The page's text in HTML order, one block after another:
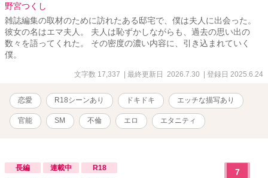
て、陽菜の運命は…！？ 【投稿経緯】 ・第17回 らぶドロップス恋
愛小説コンテスト様の予選通過作品→最終選考で落選。 自分が最初
に書いたTL作品なので、キャラクターへの愛着が特に強く、 勿体な
いのでR18シーンを中心に改稿しこちらで連載→完結済み
野宮つくし
雑誌編集の取材のために訪れたある邸宅で、僕は夫人に出会った。
彼女の名はエマ夫人。 夫人は恥ずかしながらも、過去の思い出の
数々を語ってくれた。 その密度の濃い内容に、引き込まれていく
僕。
文字数 17,337 | 最終更新日 2026.7.30 | 登録日 2025.6.24
恋愛 R18シーンあり ドキドキ エッチな描写あり
官能 SM 不倫 エロ エタニティ
長編 連載中 R18 7